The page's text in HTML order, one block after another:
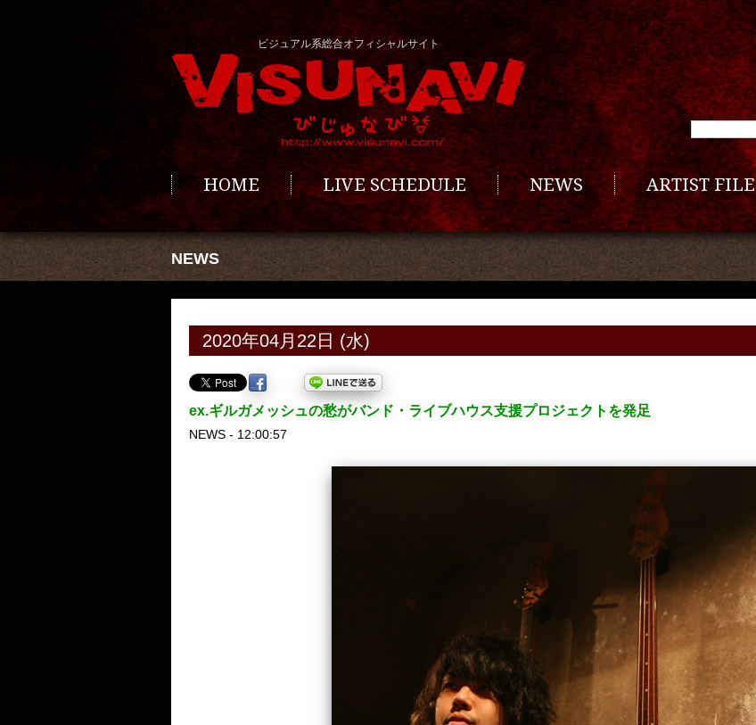
ビジュアル系総合オフィシャルサイト
HOME LIVE SCHEDULE NEWS ARTIST FILE
NEWS
2020年04月22日 (水)
ex.ギルガメッシュの愁がバンド・ライブハウス支援プロジェクトを発足
NEWS - 12:00:57